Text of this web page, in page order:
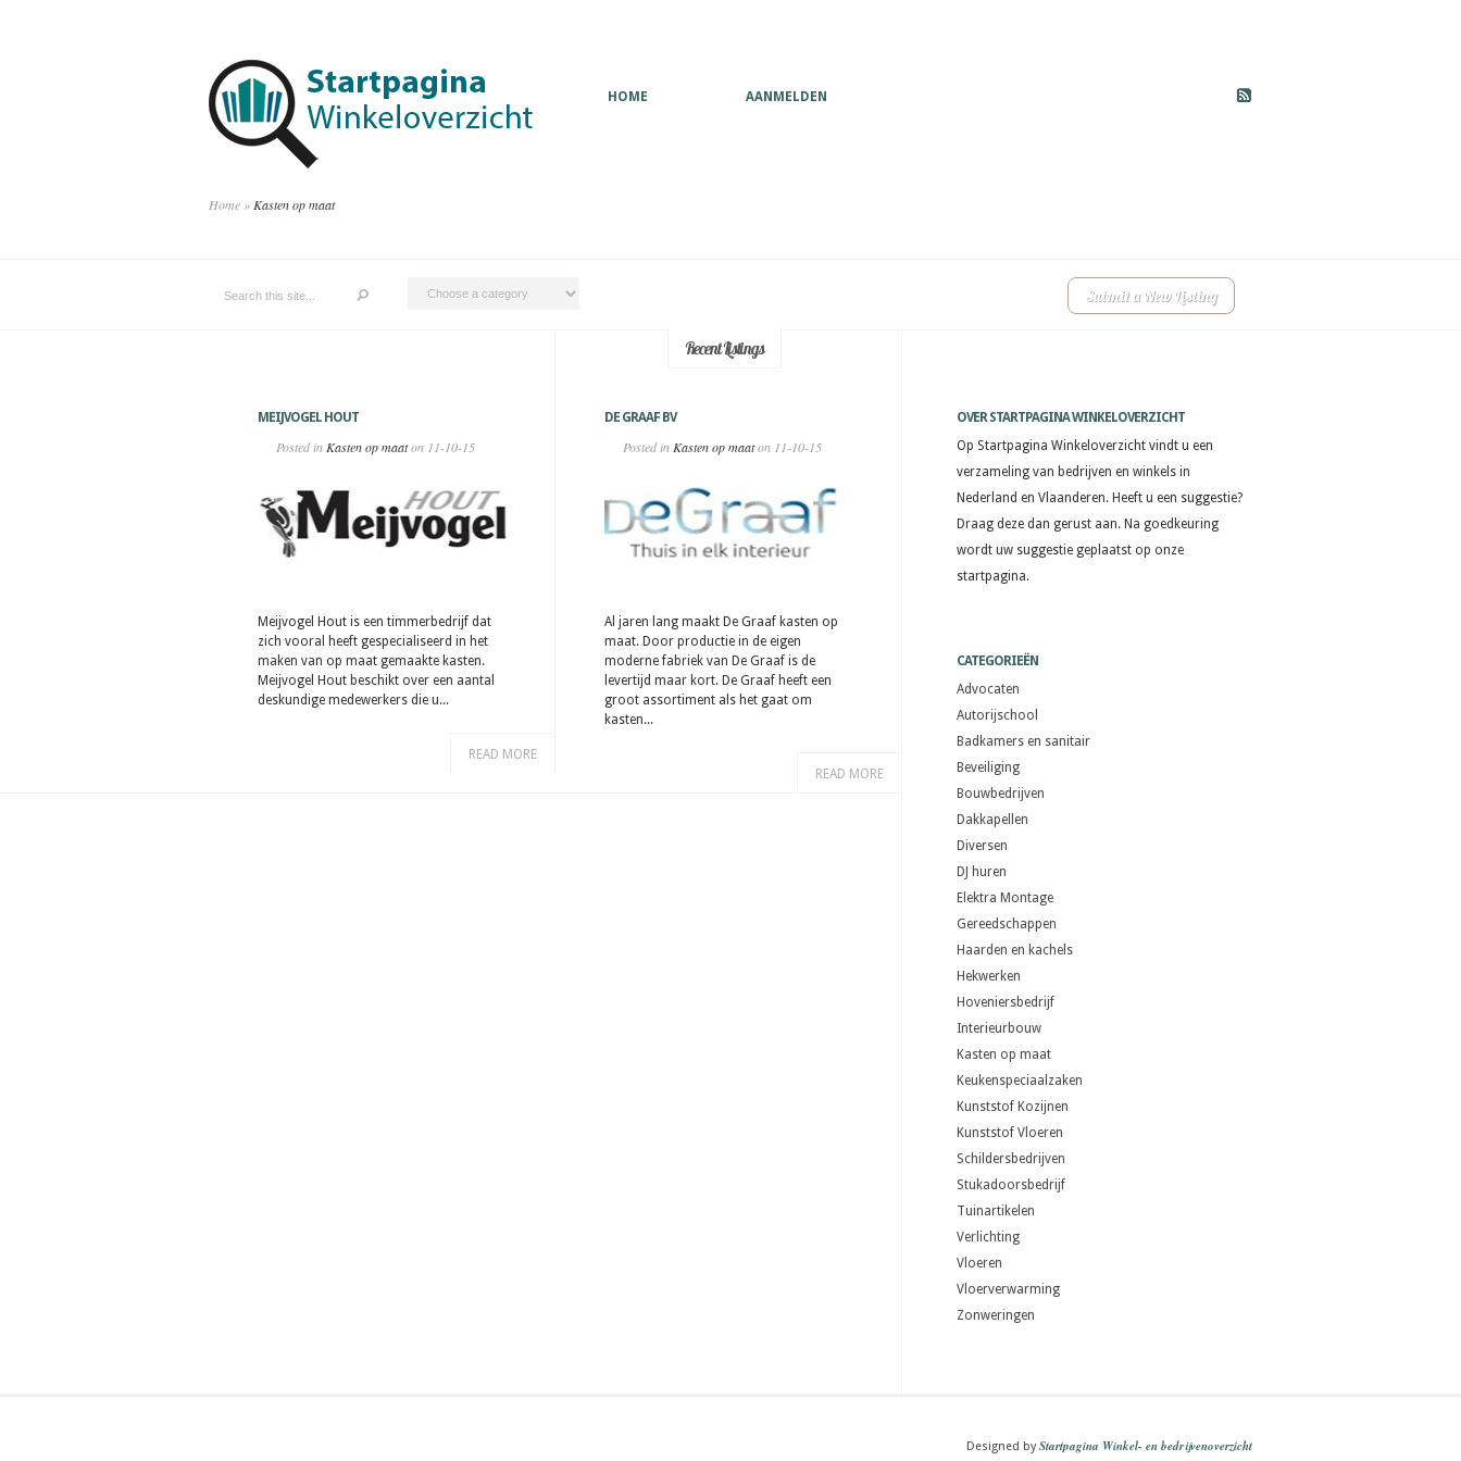
HOME AANMELDEN
Home » Kasten op maat
Submit a New Listing
Recent Listings
MEIJVOGEL HOUT
Posted in Kasten op maaton 11-10-15
Meijvogel Hout is een timmerbedrijf dat
zich vooral heeft gespecialiseerd in het
maken van op maat gemaakte kasten.
Meijvogel Hout beschikt over een aantal
deskundige medewerkers die u...
READ MORE
DE GRAAF BV
Posted in Kasten op maaton 11-10-15
Al jaren lang maakt De Graaf kasten op
maat. Door productie in de eigen
moderne fabriek van De Graaf is de
levertijd maar kort. De Graaf heeft een
groot assortiment als het gaat om
kasten...
READ MORE
OVER STARTPAGINA WINKELOVERZICHT
Op Startpagina Winkeloverzicht vindt u een
verzameling van bedrijven en winkels in
Nederland en Vlaanderen. Heeft u een suggestie?
Draag deze dan gerust aan. Na goedkeuring
wordt uw suggestie geplaatst op onze
startpagina.
CATEGORIEËN
Advocaten
Autorijschool
Badkamers en sanitair
Beveiliging
Bouwbedrijven
Dakkapellen
Diversen
DJ huren
Elektra Montage
Gereedschappen
Haarden en kachels
Hekwerken
Hoveniersbedrijf
Interieurbouw
Kasten op maat
Keukenspeciaalzaken
Kunststof Kozijnen
Kunststof Vloeren
Schildersbedrijven
Stukadoorsbedrijf
Tuinartikelen
Verlichting
Vloeren
Vloerverwarming
Zonweringen
Designed byStartpagina Winkel- en bedrijvenoverzicht